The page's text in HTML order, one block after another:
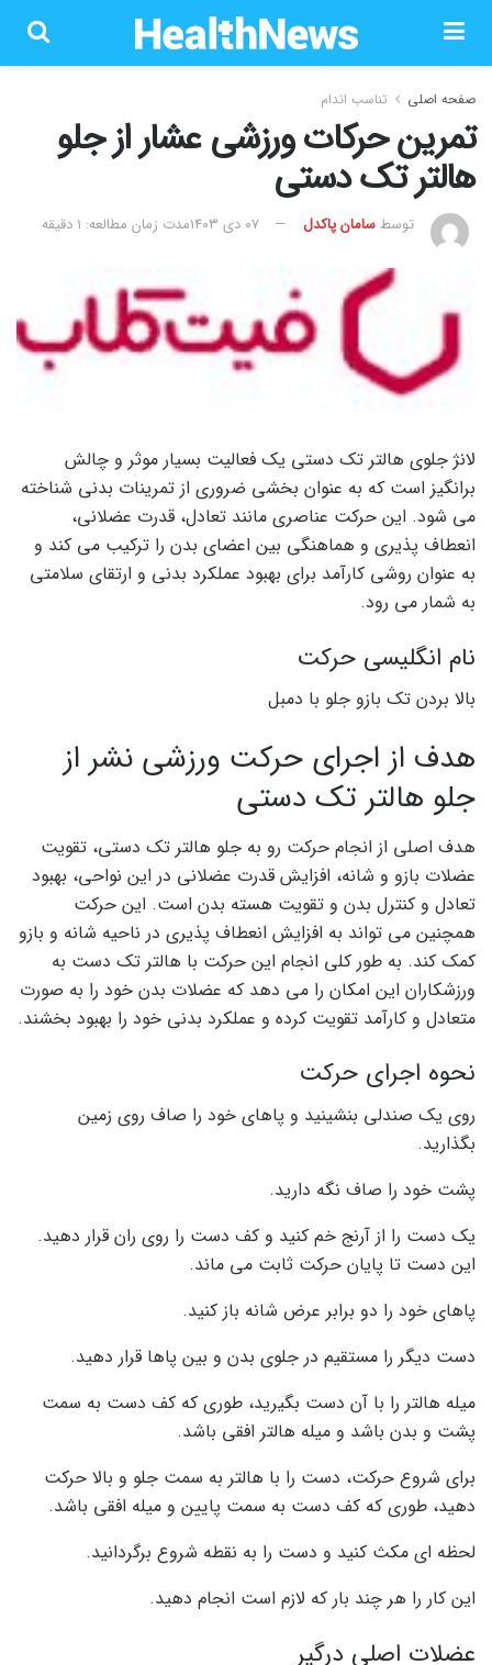
صفحه اصلی تناسب اندام
تمرین حرکات ورزشی عشار از جلو
هالتر تک دستی
توسطسامان پاکدل ۰۷ دی ۱۴۰۳ مدت زمان مطالعه: 1 دقیقه
لانژ جلوی هالتر تک دستی یک فعالیت بسیار موثر و چالش
برانگیز است که به عنوان بخشی ضروری از تمرینات بدنی شناخته
می شود. این حرکت عناصری مانند تعادل، قدرت عضلانی،
انعطاف پذیری و هماهنگی بین اعضای بدن را ترکیب می کند و
به عنوان روشی کارآمد برای بهبود عملکرد بدنی و ارتقای سلامتی
به شمار می رود.
نام انگلیسی حرکت
بالا بردن تک بازو جلو با دمبل
هدف از اجرای حرکت ورزشی نشر از
جلو هالتر تک دستی
هدف اصلی از انجام حرکت رو به جلو هالتر تک دستی، تقویت
عضلات بازو و شانه، افزایش قدرت عضلانی در این نواحی، بهبود
تعادل و کنترل بدن و تقویت هسته بدن است. این حرکت
همچنین می تواند به افزایش انعطاف پذیری در ناحیه شانه و بازو
کمک کند. به طور کلی انجام این حرکت با هالتر تک دست به
ورزشکاران این امکان را می دهد که عضلات بدن خود را به صورت
متعادل و کارآمد تقویت کرده و عملکرد بدنی خود را بهبود بخشند.
نحوه اجرای حرکت
روی یک صندلی بنشینید و پاهای خود را صاف روی زمین
بگذارید.
پشت خود را صاف نگه دارید.
یک دست را از آرنج خم کنید و کف دست را روی ران قرار دهید.
این دست تا پایان حرکت ثابت می ماند.
پاهای خود را دو برابر عرض شانه باز کنید.
دست دیگر را مستقیم در جلوی بدن و بین پاها قرار دهید.
میله هالتر را با آن دست بگیرید، طوری که کف دست به سمت
پشت و بدن باشد و میله هالتر افقی باشد.
برای شروع حرکت، دست را با هالتر به سمت جلو و بالا حرکت
دهید، طوری که کف دست به سمت پایین و میله افقی باشد.
لحظه ای مکث کنید و دست را به نقطه شروع برگردانید.
این کار را هر چند بار که لازم است انجام دهید.
عضلات اصلی درگیر